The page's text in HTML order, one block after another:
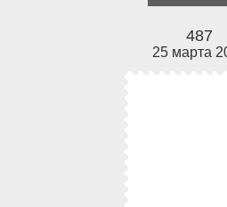
487
25 марта